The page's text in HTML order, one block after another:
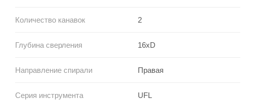
Количество канавок 2
Глубина сверления 16xD
Направление спирали Правая
Серия инструмента UFL